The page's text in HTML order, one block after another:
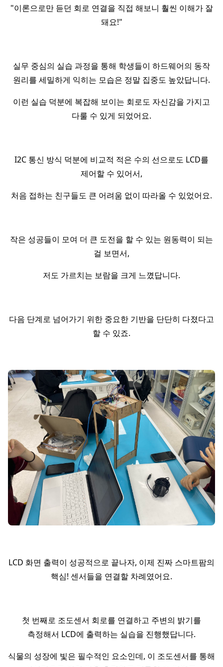
"이론으로만 듣던 회로 연결을 직접 해보니 훨씬 이해가 잘
돼요!"
실무 중심의 실습 과정을 통해 학생들이 하드웨어의 동작
원리를 세밀하게 익히는 모습은 정말 집중도 높았답니다.
이런 실습 덕분에 복잡해 보이는 회로도 자신감을 가지고
다룰 수 있게 되었어요.
I2C 통신 방식 덕분에 비교적 적은 수의 선으로도 LCD를
제어할 수 있어서,
처음 접하는 친구들도 큰 어려움 없이 따라올 수 있었어요.
작은 성공들이 모여 더 큰 도전을 할 수 있는 원동력이 되는
걸 보면서,
저도 가르치는 보람을 크게 느꼈답니다.
다음 단계로 넘어가기 위한 중요한 기반을 단단히 다졌다고
할 수 있죠.
LCD 화면 출력이 성공적으로 끝나자, 이제 진짜 스마트팜의
핵심! 센서들을 연결할 차례였어요.
첫 번째로 조도센서 회로를 연결하고 주변의 밝기를
측정해서 LCD에 출력하는 실습을 진행했답니다.
식물의 성장에 빛은 필수적인 요소인데, 이 조도센서를 통해